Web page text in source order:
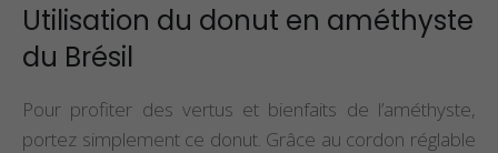
Utilisation du donut en améthyste
du Brésil
Pour profiter des vertus et bienfaits de l’améthyste,
portez simplement ce donut. Grâce au cordon réglable